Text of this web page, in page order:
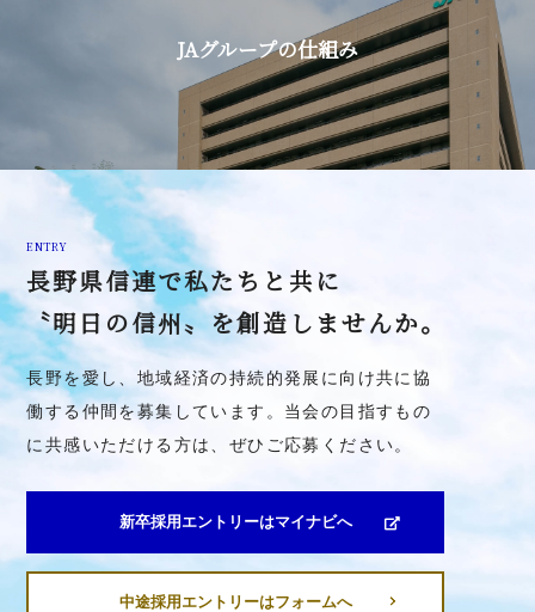
JAグループの仕組み
ENTRY
長野県信連で私たちと共に
〝明日の信州〟を創造しませんか。
長野を愛し、地域経済の持続的発展に向け共に協
働する仲間を募集しています。当会の目指すもの
に共感いただける方は、ぜひご応募ください。
新卒採用エントリーはマイナビへ
中途採用エントリーはフォームへ